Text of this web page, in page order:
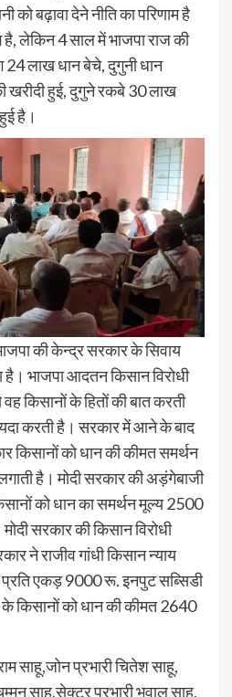
को बढ़ावा देने नीति का परिणाम है
है, लेकिन 4 साल में भाजपा राज की
लाख धान बेचे, दुगुनी धान
खरीदी हुई, दुगुने रकबे 30 लाख
है।
की केन्द्र सरकार के सिवाय
भाजपा आदतन किसान विरोधी
किसानों के हितों की बात करती
करती है। सरकार में आने के बाद
किसानों को धान की कीमत समर्थन
है। मोदी सरकार की अड़ंगेबाजी
को धान का समर्थन मूल्य 2500
सरकार की किसान विरोधी
ने राजीव गांधी किसान न्याय
एकड़ 9000 रू. इनपुट सब्सिडी
किसानों को धान की कीमत 2640
साहू,जोन प्रभारी चितेश साहू,
साहू,सेक्टर प्रभारी भुवाल साहू,